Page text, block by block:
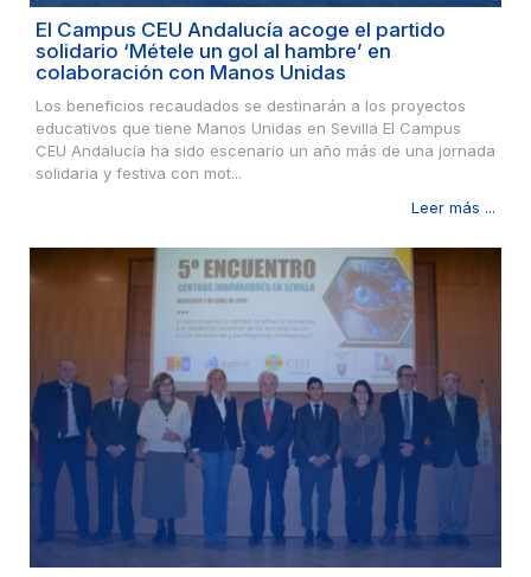
El Campus CEU Andalucía acoge el partido
solidario ‘Métele un gol al hambre’ en
colaboración con Manos Unidas
Los beneficios recaudados se destinarán a los proyectos
educativos que tiene Manos Unidas en Sevilla El Campus
CEU Andalucía ha sido escenario un año más de una jornada
solidaria y festiva con mot...
Leer más ...